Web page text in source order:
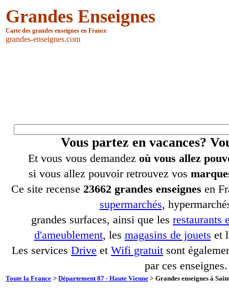
Grandes Enseignes
Carte des grandes enseignes en France
grandes-enseignes.com
Vous partez en vacances?
Et vous vous demandez où vous allez
si vous allez pouvoir retrouvez vos
Ce site recense 23662 grandes enseignes en
supermarchés,
grandes surfaces, ainsi que les restaurants
d'ameublement, les magasins de jouets et
Les services Drive et Wifi gratuit sont
par ces enseignes.
Toute la France > Département 87 - Haute Vienne > Grandes enseignes à